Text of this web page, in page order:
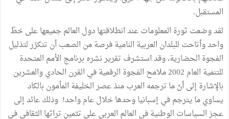
المستقبل.
لقد وضعت ثورة المعلومات عند انطلاقتها دول العالم جميعها على خطّ
واحد وأتاحت للبلدان العربية النامية فرصة من الصعب أن تتكرّر لتذليل
الفجوة الحضارية، وقد استشرف تقرير نشره برنامج الأمم المتحدة
للتنمية العام 2002 ملامح الفجوة الرقمية في القرن الحادي والعشرين
بالإشارة إلى أنّ ما ترجمه العرب منذ عصر الخليفة المأمون بالكاد
يساوي ما يترجم في إسبانيا وحدها خلال عام واحد! وذلك عائد إلى
عجز السياسات الوطنية في العالم العربي على تثمين تراثها الثقافي في